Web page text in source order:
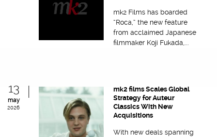
mk2 Films has boarded
“Roca,” the new feature
from acclaimed Japanese
filmmaker Koji Fukada,...
13
may
2026
mk2 films Scales Global
Strategy for Auteur
Classics With New
Acquisitions
With new deals spanning